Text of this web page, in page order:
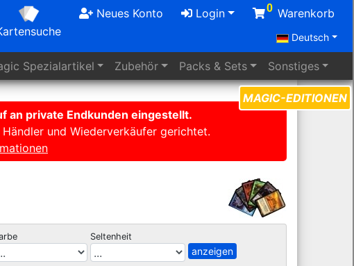
Neues Konto Login 0 Warenkorb
Deutsch
Spezialartikel Zubehör Packs & Sets Sonstiges
MAGIC-EDITIONEN
an private Endkunden eingestellt.
und Wiederverkäufer gerichtet.
Seltenheit